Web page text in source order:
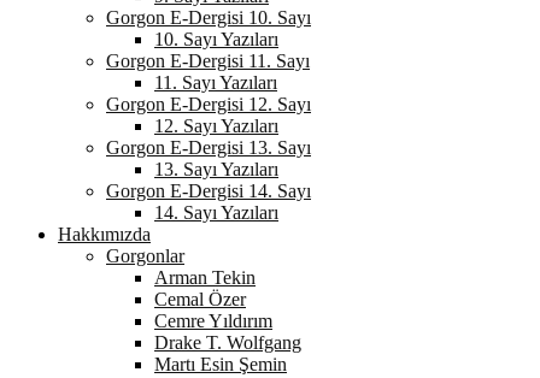
Gorgon E-Dergisi 10. Sayı
10. Sayı Yazıları
Gorgon E-Dergisi 11. Sayı
11. Sayı Yazıları
Gorgon E-Dergisi 12. Sayı
12. Sayı Yazıları
Gorgon E-Dergisi 13. Sayı
13. Sayı Yazıları
Gorgon E-Dergisi 14. Sayı
14. Sayı Yazıları
Hakkımızda
Gorgonlar
Arman Tekin
Cemal Özer
Cemre Yıldırım
Drake T. Wolfgang
Martı Esin Şemin